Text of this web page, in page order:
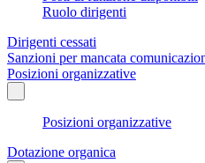
Ruolo dirigenti
Dirigenti cessati
Sanzioni per mancata
Posizioni organizzative
Posizioni organizzative
Dotazione organica